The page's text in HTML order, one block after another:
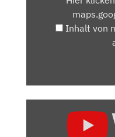
Inhalt von